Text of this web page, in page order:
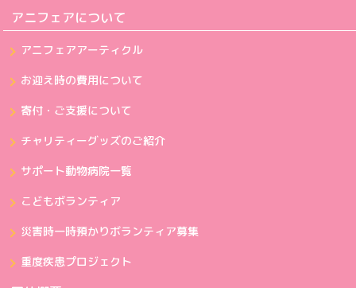
アニフェアについて
アニフェアアーティクル
お迎え時の費用について
寄付・ご支援について
チャリティーグッズのご紹介
サポート動物病院一覧
こどもボランティア
災害時一時預かりボランティア募集
重度疾患プロジェクト